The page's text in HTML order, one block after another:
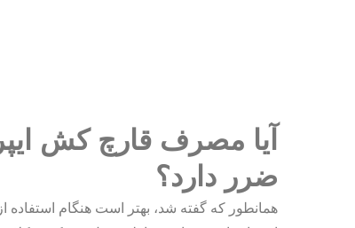
آیا مصرف قارچ کش
ضرر دارد؟
همانطور که گفته شد، بهتر است هنگام